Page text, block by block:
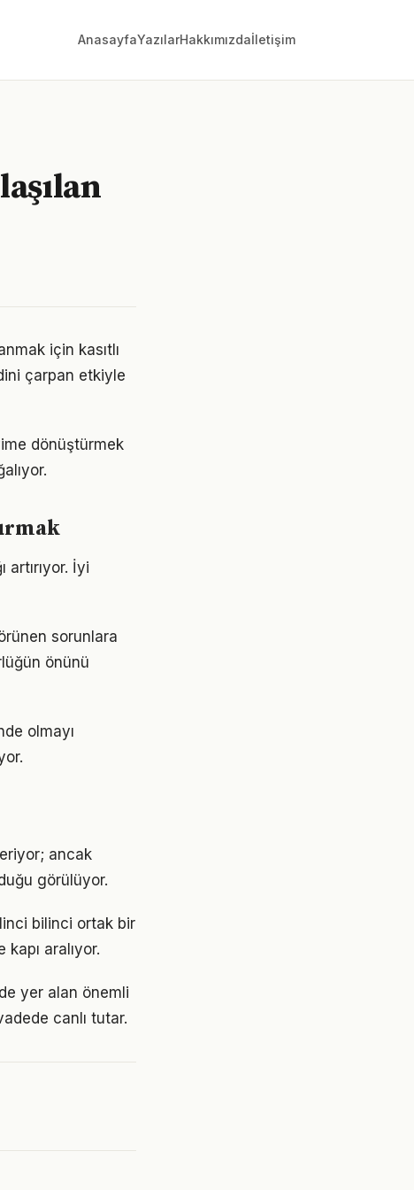
AnasayfaYazılarHakkımızdaİletişim
için kasıtlı
çarpan etkiyle
dönüştürmek
İyi
sorunlara
önünü
olmayı
ancak
görülüyor.
bilinci ortak bir
aralıyor.
yer alan önemli
canlı tutar.